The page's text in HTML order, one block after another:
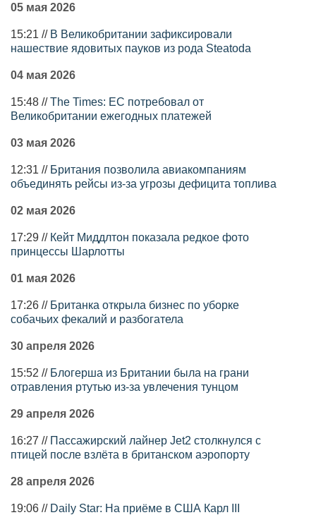
05 мая 2026
15:21 // В Великобритании зафиксировали
нашествие ядовитых пауков из рода Steatoda
04 мая 2026
15:48 //The Times: ЕС потребовал от
Великобритании ежегодных платежей
03 мая 2026
12:31 // Британия позволила авиакомпаниям
объединять рейсы из-за угрозы дефицита топлива
02 мая 2026
17:29 // Кейт Миддлтон показала редкое фото
принцессы Шарлотты
01 мая 2026
17:26 // Британка открыла бизнес по уборке
собачьих фекалий и разбогатела
30 апреля 2026
15:52 // Блогерша из Британии была на грани
отравления ртутью из-за увлечения тунцом
29 апреля 2026
16:27 // Пассажирский лайнер Jet2 столкнулся с
птицей после взлёта в британском аэропорту
28 апреля 2026
19:06 // Daily Star: На приёме в США Карл III